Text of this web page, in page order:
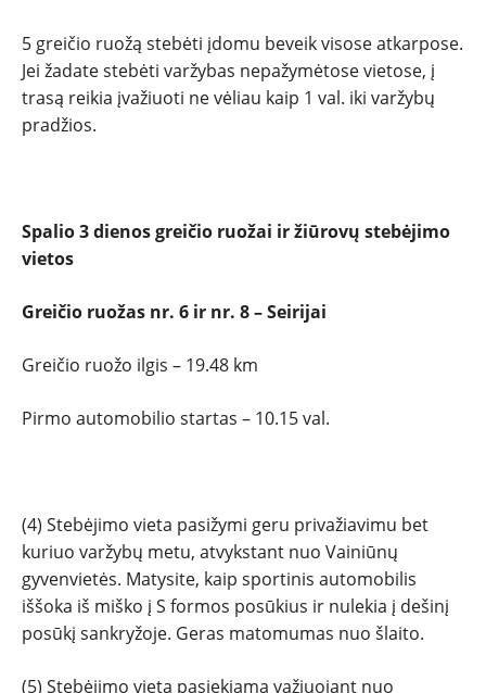
5 greičio ruožą stebėti įdomu beveik visose atkarpose.
Jei žadate stebėti varžybas nepažymėtose vietose, į
trasą reikia įvažiuoti ne vėliau kaip 1 val. iki varžybų
pradžios.
Spalio 3 dienos greičio ruožai ir žiūrovų stebėjimo
vietos
Greičio ruožas nr. 6 ir nr. 8 – Seirijai
Greičio ruožo ilgis – 19.48 km
Pirmo automobilio startas – 10.15 val.
(4) Stebėjimo vieta pasižymi geru privažiavimu bet
kuriuo varžybų metu, atvykstant nuo Vainiūnų
gyvenvietės. Matysite, kaip sportinis automobilis
iššoka iš miško į S formos posūkius ir nulekia į dešinį
posūkį sankryžoje. Geras matomumas nuo šlaito.
(5) Stebėjimo vieta pasiekiama važiuojant nuo